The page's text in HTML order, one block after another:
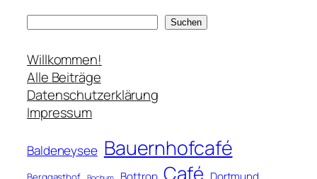
c
h
e
n
Suchen
Willkommen!
Alle Beiträge
Datenschutzerklärung
Impressum
Baldeneysee Bauernhofcafé
Café